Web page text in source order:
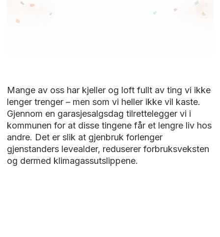
Mange av oss har kjeller og loft fullt av ting vi ikke
lenger trenger – men som vi heller ikke vil kaste.
Gjennom en garasjesalgsdag tilrettelegger vi i
kommunen for at disse tingene får et lengre liv hos
andre. Det er slik at gjenbruk forlenger
gjenstanders levealder, reduserer forbruksveksten
og dermed klimagassutslippene.